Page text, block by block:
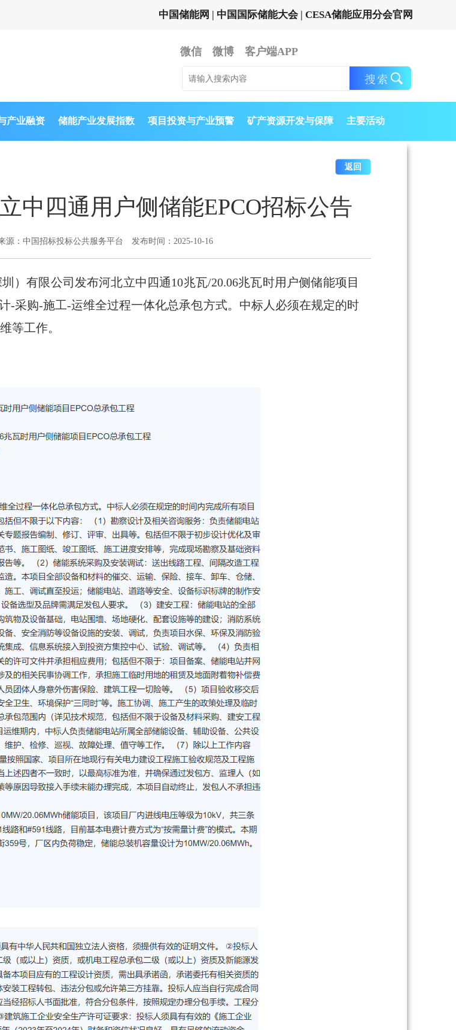
中国储能网 | 中国国际储能大会 | CESA储能应用分会官网
微信 微博 客户端APP
产业融资 储能产业发展指数 项目投资与产业预警 矿产资源开发与保障 主要活动
返回
中四通用户侧储能EPCO招标公告
源：中国招标投标公共服务平台 发布时间：2025-10-16
）有限公司发布河北立中四通10兆瓦/20.06兆瓦时用户侧储能项目
-采购-施工-运维全过程一体化总承包方式。中标人必须在规定的时
等工作。